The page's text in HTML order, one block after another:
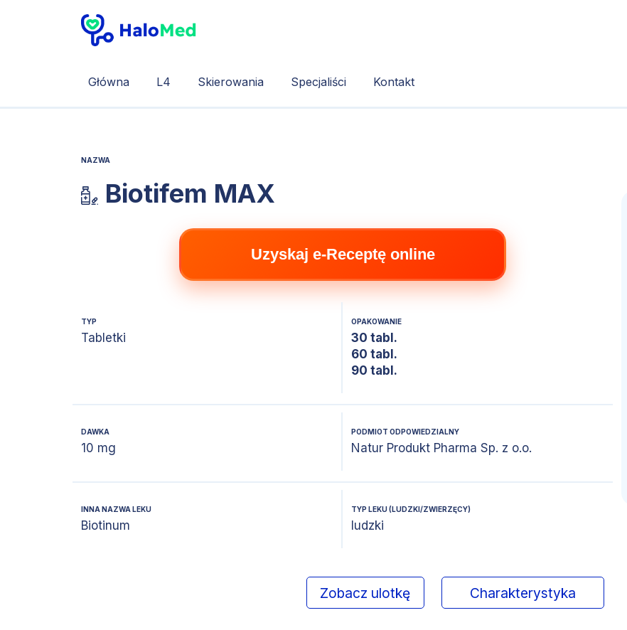
Główna L4 Skierowania Specjaliści Kontakt
NAZWA
Biotifem MAX
Uzyskaj e-Receptę online
TYP
Tabletki
OPAKOWANIE
30 tabl.
60 tabl.
90 tabl.
DAWKA
10 mg
PODMIOT ODPOWIEDZIALNY
Natur Produkt Pharma Sp. z o.o.
INNA NAZWA LEKU
Biotinum
TYP LEKU (LUDZKI/ZWIERZĘCY)
ludzki
Zobacz ulotkę Charakterystyka